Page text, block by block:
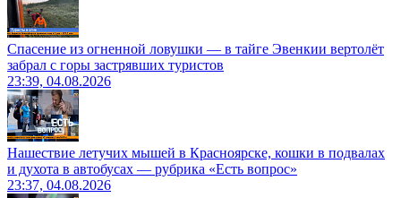
Спасение из огненной ловушки — в тайге Эвенкии вертолёт
забрал с горы застрявших туристов
23:39, 04.08.2026
Нашествие летучих мышей в Красноярске, кошки в подвалах
и духота в автобусах — рубрика «Есть вопрос»
23:37, 04.08.2026